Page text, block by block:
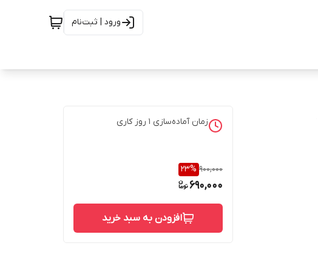
ورود | ثبت‌نام
زمان آماده‌سازی 1 روز کاری
900,000
23%
690,000
افزودن به سبد خرید